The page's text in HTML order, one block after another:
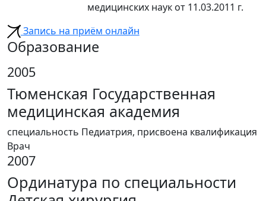
медицинских наук от 11.03.2011 г.
Запись на приём онлайн
Образование
2005
Тюменская Государственная
медицинская академия
специальность Педиатрия, присвоена квалификация
Врач
2007
Ординатура по специальности